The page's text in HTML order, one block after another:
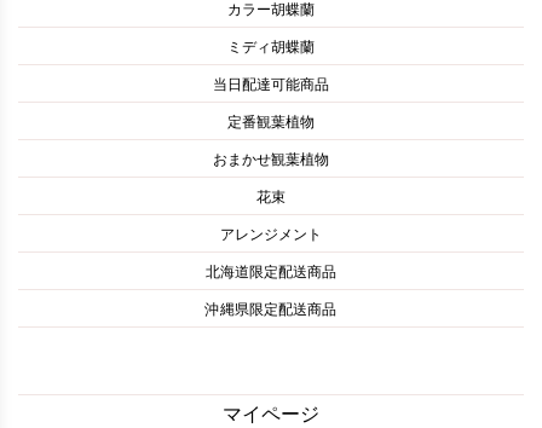
カラー胡蝶蘭
ミディ胡蝶蘭
当日配達可能商品
定番観葉植物
おまかせ観葉植物
花束
アレンジメント
北海道限定配送商品
沖縄県限定配送商品
マイページ